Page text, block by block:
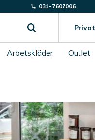
031-7607006
Privat
Arbetskläder Outlet